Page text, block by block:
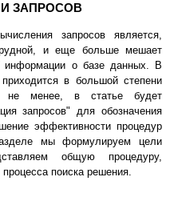
ЗАПРОСОВ
запросов является,
и еще больше мешает
информации о базе данных. В
в большой степени
не менее, в статье будет
запросов" для обозначения
эффективности процедур
мы формулируем цели
общую процедуру,
поиска решения.